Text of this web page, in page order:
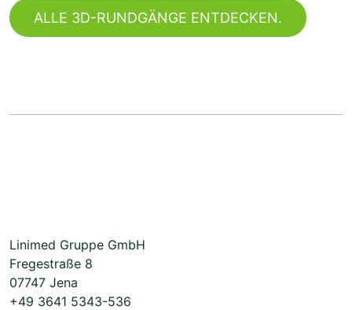
ALLE 3D-RUNDGÄNGE ENTDECKEN.
Linimed Gruppe GmbH
Fregestraße 8
07747 Jena
+49 3641 5343-536